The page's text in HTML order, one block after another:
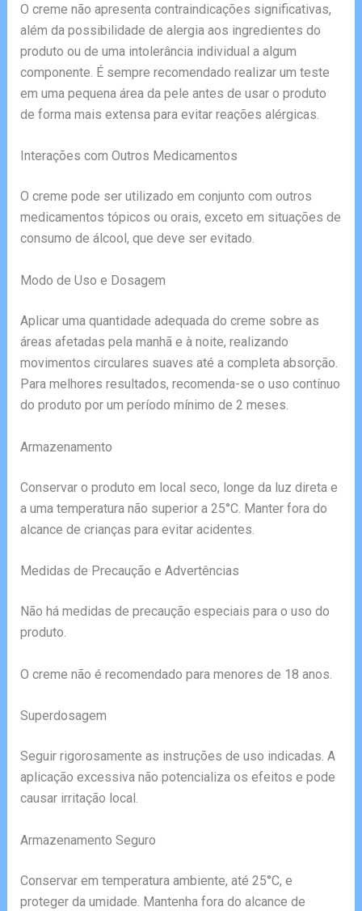
O creme não apresenta contraindicações significativas,
além da possibilidade de alergia aos ingredientes do
produto ou de uma intolerância individual a algum
componente. É sempre recomendado realizar um teste
em uma pequena área da pele antes de usar o produto
de forma mais extensa para evitar reações alérgicas.
Interações com Outros Medicamentos
O creme pode ser utilizado em conjunto com outros
medicamentos tópicos ou orais, exceto em situações de
consumo de álcool, que deve ser evitado.
Modo de Uso e Dosagem
Aplicar uma quantidade adequada do creme sobre as
áreas afetadas pela manhã e à noite, realizando
movimentos circulares suaves até a completa absorção.
Para melhores resultados, recomenda-se o uso contínuo
do produto por um período mínimo de 2 meses.
Armazenamento
Conservar o produto em local seco, longe da luz direta e
a uma temperatura não superior a 25°C. Manter fora do
alcance de crianças para evitar acidentes.
Medidas de Precaução e Advertências
Não há medidas de precaução especiais para o uso do
produto.
O creme não é recomendado para menores de 18 anos.
Superdosagem
Seguir rigorosamente as instruções de uso indicadas. A
aplicação excessiva não potencializa os efeitos e pode
causar irritação local.
Armazenamento Seguro
Conservar em temperatura ambiente, até 25°C, e
proteger da umidade. Mantenha fora do alcance de